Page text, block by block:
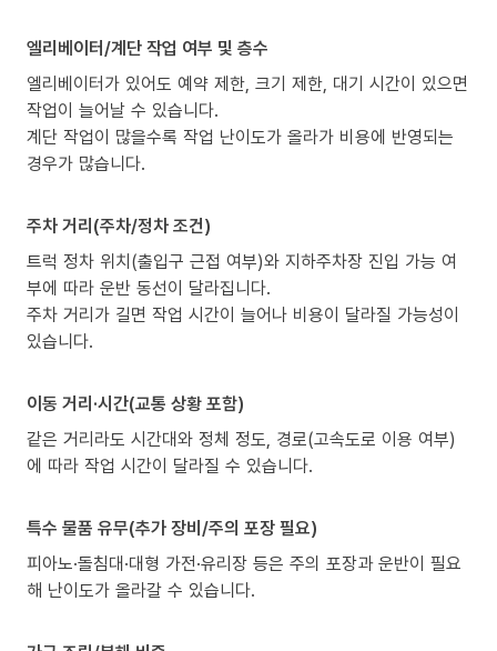
엘리베이터/계단 작업 여부 및 층수
엘리베이터가 있어도 예약 제한, 크기 제한, 대기 시간이 있으면
작업이 늘어날 수 있습니다.
계단 작업이 많을수록 작업 난이도가 올라가 비용에 반영되는
경우가 많습니다.
주차 거리(주차/정차 조건)
트럭 정차 위치(출입구 근접 여부)와 지하주차장 진입 가능 여
부에 따라 운반 동선이 달라집니다.
주차 거리가 길면 작업 시간이 늘어나 비용이 달라질 가능성이
있습니다.
이동 거리·시간(교통 상황 포함)
같은 거리라도 시간대와 정체 정도, 경로(고속도로 이용 여부)
에 따라 작업 시간이 달라질 수 있습니다.
특수 물품 유무(추가 장비/주의 포장 필요)
피아노·돌침대·대형 가전·유리장 등은 주의 포장과 운반이 필요
해 난이도가 올라갈 수 있습니다.